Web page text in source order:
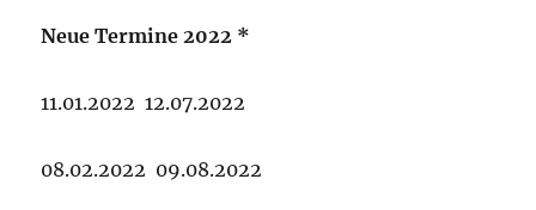
Neue Termine 2022 *
11.01.2022 12.07.2022
08.02.2022 09.08.2022